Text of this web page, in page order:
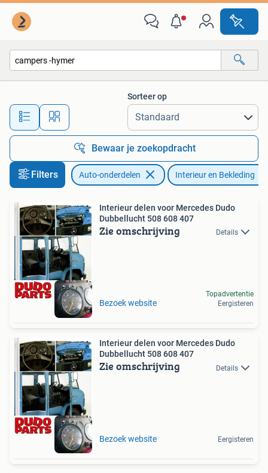
Alle afstanden…
Sorteer op
Bewaar je zoekopdracht
Filters Auto-onderdelen Interieur en Bekleding
Interieur delen voor Mercedes Dudo
Dubbellucht 508 608 407
Zie omschrijving Details
Bezoek website
Topadvertentie
Eergisteren
Interieur delen voor Mercedes Dudo
Dubbellucht 508 608 407
Zie omschrijving Details
Bezoek website Eergisteren